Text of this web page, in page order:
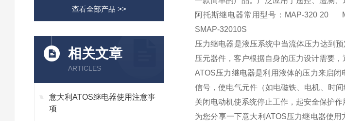
查看全部产品 >>
相关文章
ARTICLES
意大利ATOS继电器使用注意事
项
阿托斯继电器常用型号：MAP-320
SMAP-32010S
压力继电器是液压系统中当流体压力达到
压元器件，客户根据自身的压力设计需要
ATOS压力继电器是利用液体的压力来启
信号，使电气元件（如电磁铁、电机、时
关闭电动机使系统停止工作，起安全保护作
为您分享一下意大利ATOS压力继电器使